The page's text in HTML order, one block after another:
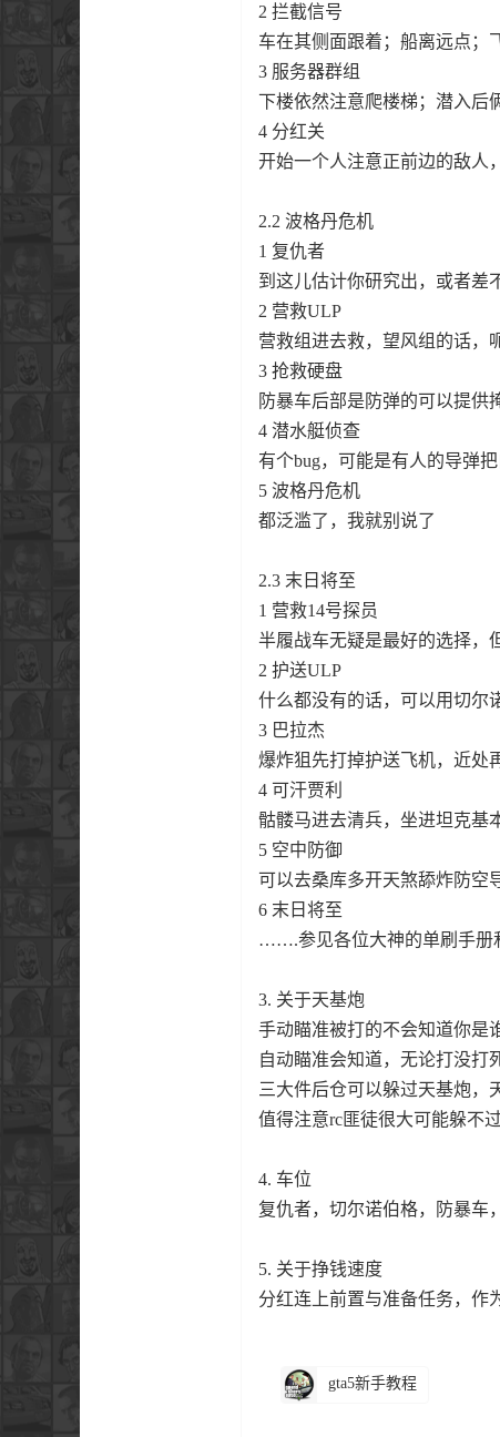
2 拦截信号
车在其侧面跟着；船离远点；
3 服务器群组
下楼依然注意爬楼梯；潜入后
4 分红关
开始一个人注意正前边的敌人
2.2 波格丹危机
1 复仇者
到这儿估计你研究出，或者差
2 营救ULP
营救组进去救，望风组的话，
3 抢救硬盘
防暴车后部是防弹的可以提供
4 潜水艇侦查
有个bug，可能是有人的导弹
5 波格丹危机
都泛滥了，我就别说了
2.3 末日将至
1 营救14号探员
半履战车无疑是最好的选择，
2 护送ULP
什么都没有的话，可以用切尔
3 巴拉杰
爆炸狙先打掉护送飞机，近处
4 可汗贾利
骷髅马进去清兵，坐进坦克基
5 空中防御
可以去桑库多开天煞舔炸防空
6 末日将至
…….参见各位大神的单刷手册
3. 关于天基炮
手动瞄准被打的不会知道你是
自动瞄准会知道，无论打没打
三大件后仓可以躲过天基炮，
值得注意rc匪徒很大可能躲不
4. 车位
复仇者，切尔诺伯格，防暴车
5. 关于挣钱速度
分红连上前置与准备任务，作
gta5新手教程